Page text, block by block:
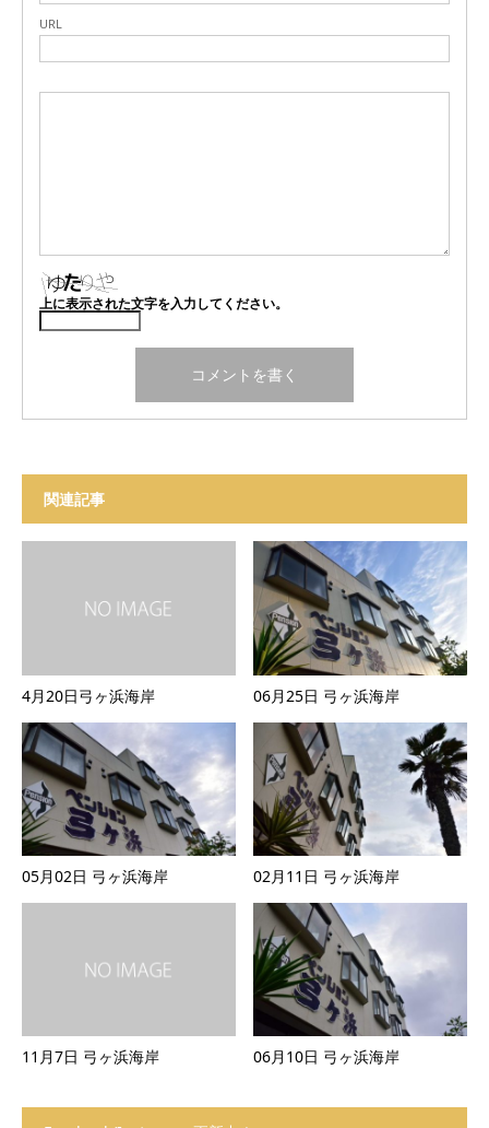
URL
上に表示された文字を入力してください。
関連記事
4月20日弓ヶ浜海岸 06月25日 弓ヶ浜海岸
05月02日 弓ヶ浜海岸 02月11日 弓ヶ浜海岸
11月7日 弓ヶ浜海岸 06月10日 弓ヶ浜海岸